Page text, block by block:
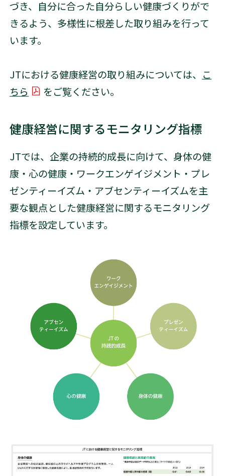
づき、自分に合った自分らしい健康づくりがで
きるよう、多様性に根差した取り組みを行って
います。
JTにおける健康経営の取り組みについては、 こ
ちら
PDFを開く
をご覧ください。
健康経営に関するモニタリング指標
JTでは、企業の持続的成長に向けて、身体の健
康・心の健康・ワークエンゲイジメント・プレ
ゼンティーイズム・アブセンティーイズムを主
要な観点とした健康経営に関するモニタリング
指標を設定しています。